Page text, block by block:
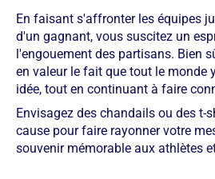
En faisant s'affronter les équipes
d'un gagnant, vous suscitez un
l'engouement des partisans. Bien
en valeur le fait que tout le monde
idée, tout en continuant à faire
Envisagez des chandails ou des t-
cause pour faire rayonner votre
souvenir mémorable aux athlètes